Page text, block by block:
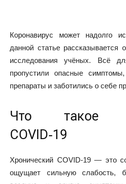
Коронавирус может надолго
данной статье рассказывается
исследования учёных. Всё
пропустили опасные
препараты и заботились о себе
Что такое
COVID‑19
Хронический COVID‑19 — это
ощущает сильную слабость,